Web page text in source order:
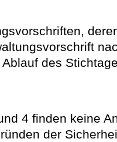
des
4 finden keine
der